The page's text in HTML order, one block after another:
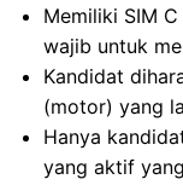
Memiliki SIM
wajib untuk
Kandidat
(motor) yang
Hanya
yang aktif